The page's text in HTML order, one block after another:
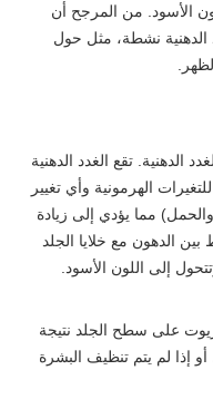
الأسود. من المرجح أن
نشطة، مثل حول
الدهنية. تقع الغدد الدهنية
الهرمونية وأي تغيير
مما يؤدي إلى زيادة
الدهون مع خلايا الجلد
إلى اللون الأسود.
على سطح الجلد نتيجة
إذا لم يتم تنظيف البشرة